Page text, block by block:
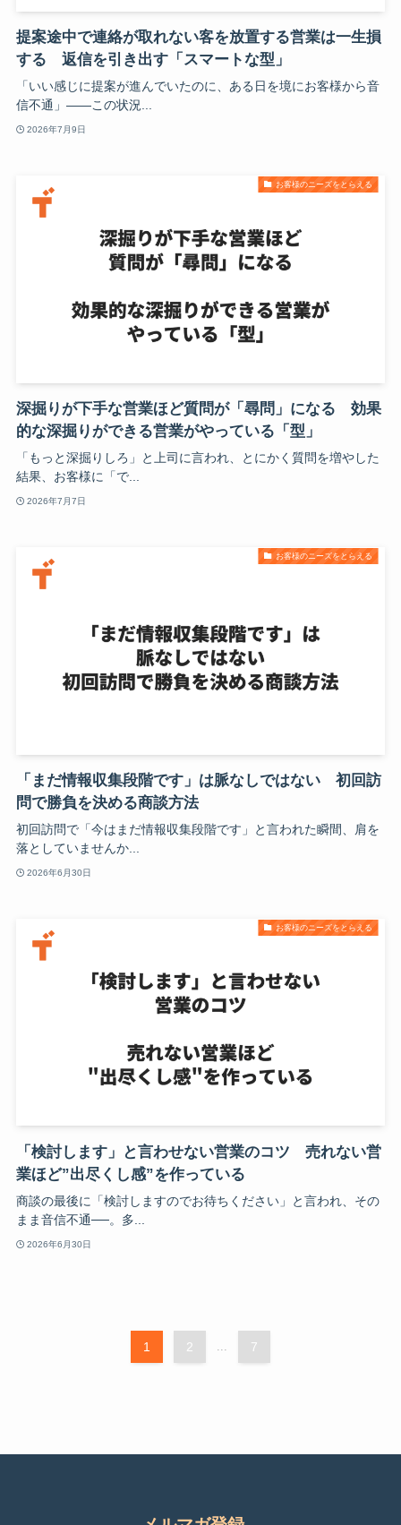
提案途中で連絡が取れない客を放置する営業は一生損
する 返信を引き出す「スマートな型」
「いい感じに提案が進んでいたのに、ある日を境にお客様から音
信不通」――この状況...
2026年7月9日
お客様のニーズをとらえる
深掘りが下手な営業ほど質問が「尋問」になる 効果
的な深掘りができる営業がやっている「型」
「もっと深掘りしろ」と上司に言われ、とにかく質問を増やした
結果、お客様に「で...
2026年7月7日
お客様のニーズをとらえる
「まだ情報収集段階です」は脈なしではない 初回訪
問で勝負を決める商談方法
初回訪問で「今はまだ情報収集段階です」と言われた瞬間、肩を
落としていませんか...
2026年6月30日
お客様のニーズをとらえる
「検討します」と言わせない営業のコツ 売れない営
業ほど”出尽くし感”を作っている
商談の最後に「検討しますのでお待ちください」と言われ、その
まま音信不通──。多...
2026年6月30日
1 2 7